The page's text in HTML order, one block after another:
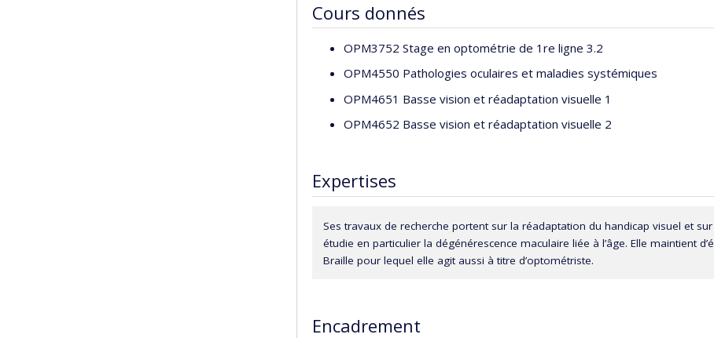
Cours donnés
OPM3752 Stage en optométrie de 1re ligne 3.2
OPM4550 Pathologies oculaires et maladies systémiques
OPM4651 Basse vision et réadaptation visuelle 1
OPM4652 Basse vision et réadaptation visuelle 2
Expertises
Ses travaux de recherche portent sur la réadaptation du handicap visuel et
étudie en particulier la dégénérescence maculaire liée à l’âge. Elle maintient
Braille pour lequel elle agit aussi à titre d’optométriste.
Encadrement